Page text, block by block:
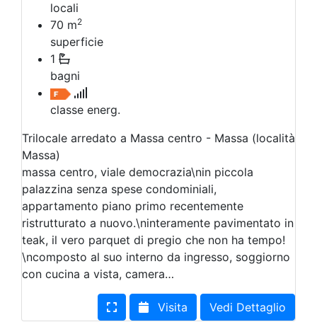
locali
70 m2
superficie
1
bagni
classe energ.
Trilocale arredato a Massa centro - Massa (località
Massa)
massa centro, viale democrazia\nin piccola
palazzina senza spese condominiali,
appartamento piano primo recentemente
ristrutturato a nuovo.\ninteramente pavimentato in
teak, il vero parquet di pregio che non ha tempo!
\ncomposto al suo interno da ingresso, soggiorno
con cucina a vista, camera…
Visita Vedi Dettaglio